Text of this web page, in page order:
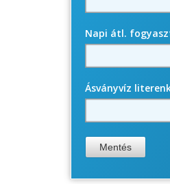
Napi átl.
Ásványvíz